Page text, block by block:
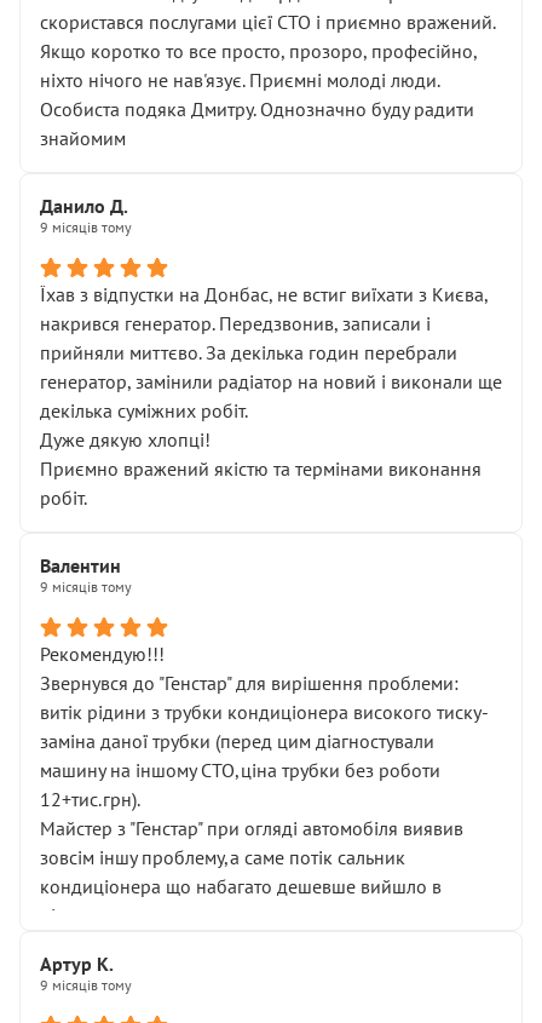
скористався послугами цієї СТО і приємно вражений.
Якщо коротко то все просто, прозоро, професійно,
ніхто нічого не нав'язує. Приємні молоді люди.
Особиста подяка Дмитру. Однозначно буду радити
знайомим
Данило Д.
9 місяців тому
Їхав з відпустки на Донбас, не встиг виїхати з Києва,
накрився генератор. Передзвонив, записали і
прийняли миттєво. За декілька годин перебрали
генератор, замінили радіатор на новий і виконали ще
декілька суміжних робіт.
Дуже дякую хлопці!
Приємно вражений якістю та термінами виконання
робіт.
Валентин
9 місяців тому
Рекомендую!!!
Звернувся до "Генстар" для вирішення проблеми:
витік рідини з трубки кондиціонера високого тиску-
заміна даної трубки (перед цим діагностували
машину на іншому СТО,ціна трубки без роботи
12+тис.грн).
Майстер з "Генстар" при огляді автомобіля виявив
зовсім іншу проблему,а саме потік сальник
кондиціонера що набагато дешевше вийшло в
підсумку.
Артур К.
9 місяців тому